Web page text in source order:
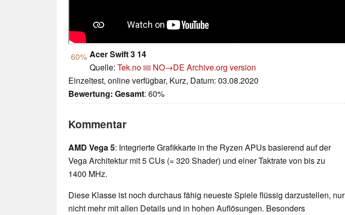
60% Acer Swift 3 14
Quelle: Tek.no NO→DE Archive.org version
Einzeltest, online verfügbar, Kurz, Datum: 03.08.2020
Bewertung: Gesamt: 60%
Kommentar
AMD Vega 5: Integrierte Grafikkarte in the Ryzen APUs basierend auf der
Vega Architektur mit 5 CUs (= 320 Shader) und einer Taktrate von bis zu
1400 MHz.
Diese Klasse ist noch durchaus fähig neueste Spiele flüssig darzustellen, nur
nicht mehr mit allen Details und in hohen Auflösungen. Besonders